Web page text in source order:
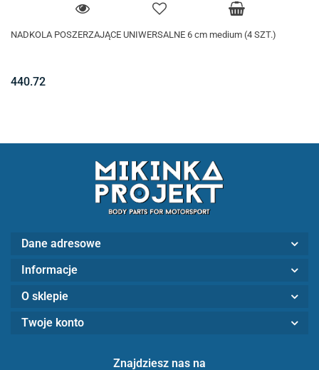
NADKOLA POSZERZAJĄCE UNIWERSALNE 6 cm medium (4 SZT.)
440.72
Dane adresowe
Informacje
O sklepie
Twoje konto
Znajdziesz nas na